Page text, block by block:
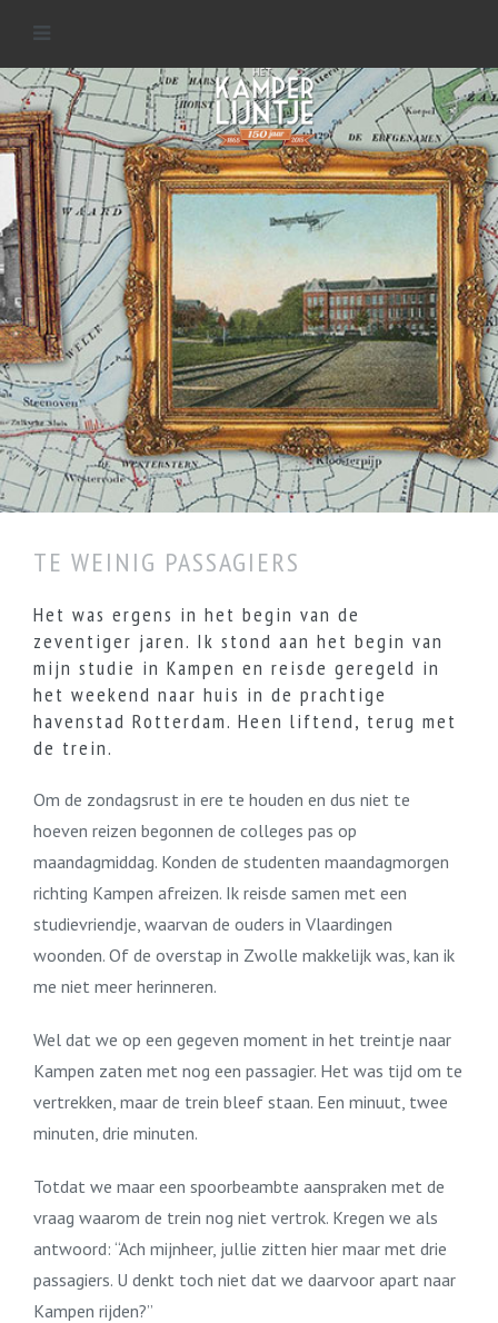
Spoorlijnen in de regio
READ MORE
TE WEINIG PASSAGIERS
Het was ergens in het begin van de
zeventiger jaren. Ik stond aan het begin van
mijn studie in Kampen en reisde geregeld in
het weekend naar huis in de prachtige
havenstad Rotterdam. Heen liftend, terug met
de trein.
Om de zondagsrust in ere te houden en dus niet te
hoeven reizen begonnen de colleges pas op
maandagmiddag. Konden de studenten maandagmorgen
richting Kampen afreizen. Ik reisde samen met een
studievriendje, waarvan de ouders in Vlaardingen
woonden. Of de overstap in Zwolle makkelijk was, kan ik
me niet meer herinneren.
Wel dat we op een gegeven moment in het treintje naar
Kampen zaten met nog een passagier. Het was tijd om te
vertrekken, maar de trein bleef staan. Een minuut, twee
minuten, drie minuten.
Totdat we maar een spoorbeambte aanspraken met de
vraag waarom de trein nog niet vertrok. Kregen we als
antwoord: “Ach mijnheer, jullie zitten hier maar met drie
passagiers. U denkt toch niet dat we daarvoor apart naar
Kampen rijden?”